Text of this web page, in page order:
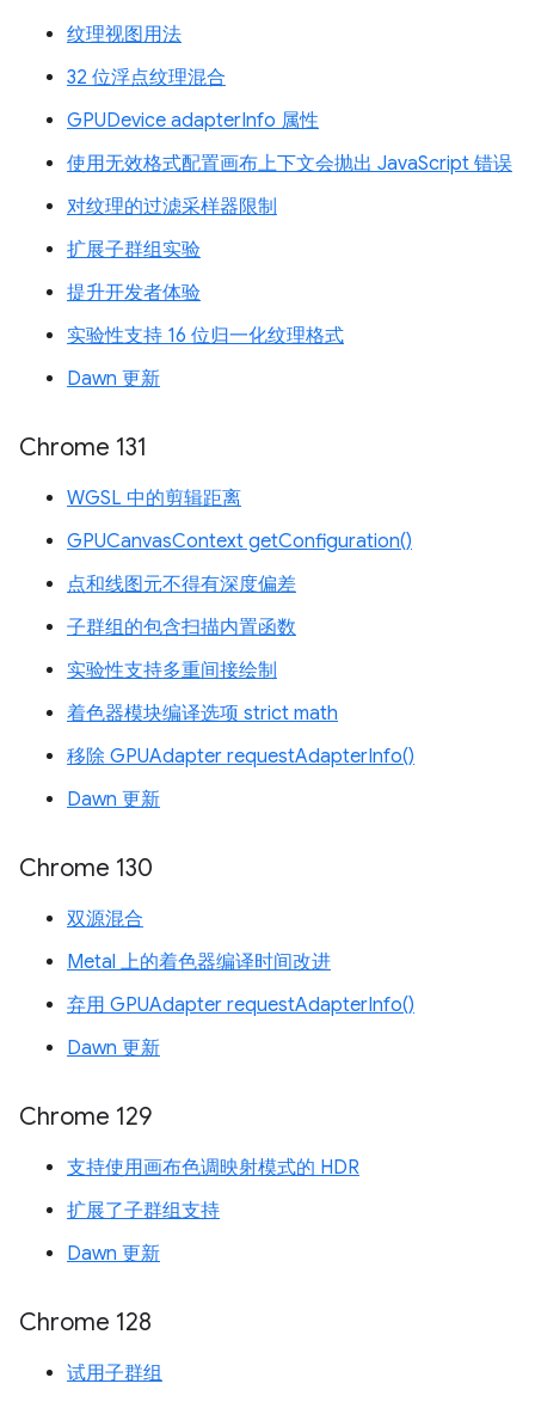
纹理视图用法
32 位浮点纹理混合
GPUDevice adapterInfo 属性
使用无效格式配置画布上下文会抛出 JavaScript 错误
对纹理的过滤采样器限制
扩展子群组实验
提升开发者体验
实验性支持 16 位归一化纹理格式
Dawn 更新
Chrome 131
WGSL 中的剪辑距离
GPUCanvasContext getConfiguration()
点和线图元不得有深度偏差
子群组的包含扫描内置函数
实验性支持多重间接绘制
着色器模块编译选项 strict math
移除 GPUAdapter requestAdapterInfo()
Dawn 更新
Chrome 130
双源混合
Metal 上的着色器编译时间改进
弃用 GPUAdapter requestAdapterInfo()
Dawn 更新
Chrome 129
支持使用画布色调映射模式的 HDR
扩展了子群组支持
Dawn 更新
Chrome 128
试用子群组